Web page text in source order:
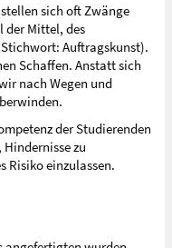
sich oft Zwänge
der Mittel, des
Auftragskunst).
Schaffen. Anstatt sich
nach Wegen und
der Studierenden
zu
Risiko einzulassen.